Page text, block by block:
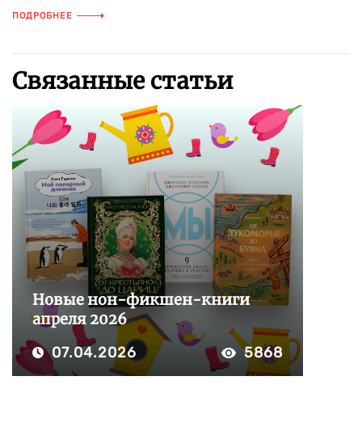
ПОДРОБНЕЕ
Связанные статьи
Новые нон-фикшен-книги
апреля 2026
07.04.2026 5868